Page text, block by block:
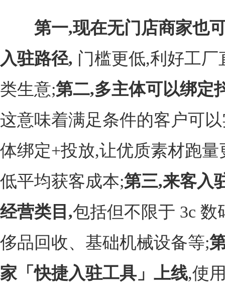
第一,现在无门店商家也
入驻路径, 门槛更低,利好工厂
类生意;第二,多主体可以绑定
这意味着满足条件的客户可
体绑定+投放,让优质素材跑量
低平均获客成本;第三,来客入
经营类目,包括但不限于 3c 数
侈品回收、基础机械设备等;
家「快捷入驻工具」上线,使